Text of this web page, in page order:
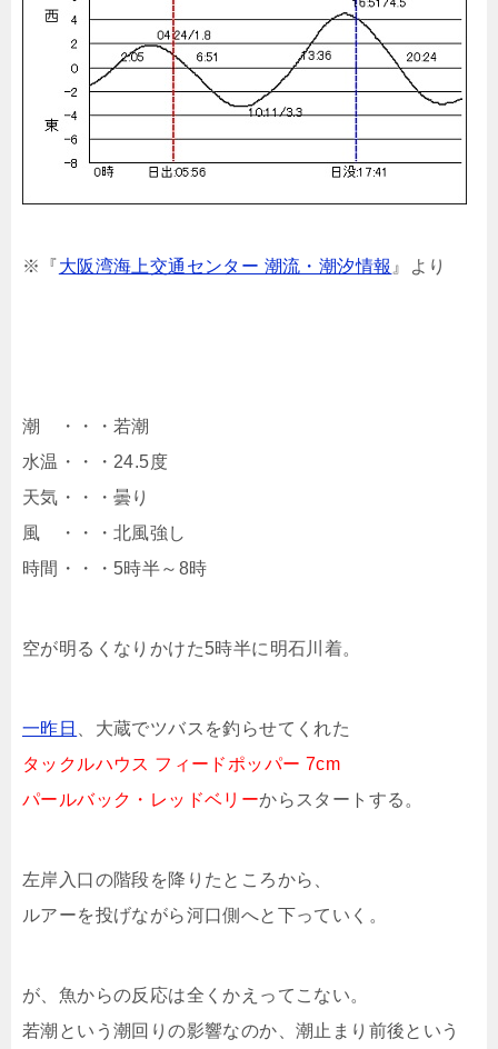
※『大阪湾海上交通センター 潮流・潮汐情報 』より
潮 ・・・若潮
水温・・・24.5度
天気・・・曇り
風 ・・・北風強し
時間・・・5時半～8時
空が明るくなりかけた5時半に明石川着。
一昨日
、大蔵でツバスを釣らせてくれた
タックルハウス フィードポッパー 7cm
パールバック・レッドベリーからスタートする。
左岸入口の階段を降りたところから、
ルアーを投げながら河口側へと下っていく。
が、魚からの反応は全くかえってこない。
若潮という潮回りの影響なのか、潮止まり前後という